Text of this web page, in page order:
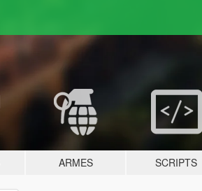
ARMES SCRIPTS